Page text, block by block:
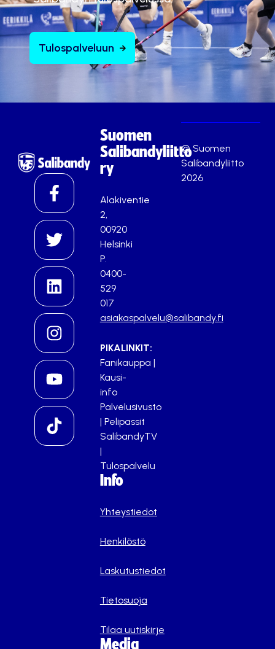
Tulospalveluun
Suomen
Salibandyliitto
ry
Alakiventie
2,
00920
Helsinki
P.
0400-
529
017
asiakaspalvelu@salibandy.fi
PIKALINKIT:
Fanikauppa |
Kausi-
info
Palvelusivusto
| Pelipassit
SalibandyTV
|
Tulospalvelu
Info
Yhteystiedot
Henkilöstö
Laskutustiedot
Tietosuoja
Tilaa uutiskirje
Media
© Suomen
Salibandyliitto
2026